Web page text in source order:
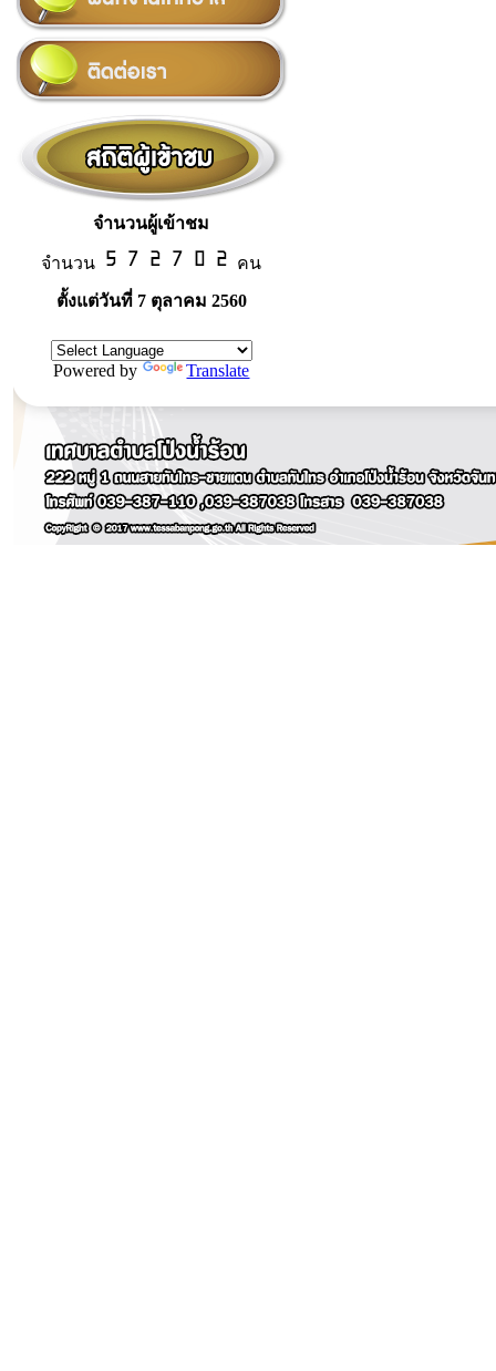
จำนวนผู้เข้าชม
จำนวน
คน
ตั้งแต่วันที่ 7 ตุลาคม 2560
Powered by Translate